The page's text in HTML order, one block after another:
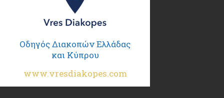
Οδηγός Διακοπών Ελλάδας
και Κύπρου
www.vresdiakopes.com